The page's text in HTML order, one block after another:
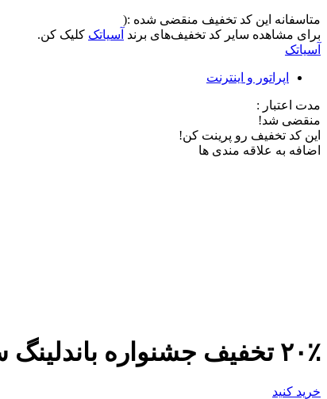
متاسفانه این کد تخفیف منقضی شده :(
برای مشاهده سایر کد تخفیف‌های برند آسیاتک کلیک کن.
آسیاتک
اپراتور و اینترنت
مدت اعتبار :
منقضی شد!
این کد تخفیف رو پرینت کن!
اضافه به علاقه مندی ها
۲۰٪ تخفیف جشنواره باندلینگ سرویس TD – LTE آسیاتک
خرید کنید